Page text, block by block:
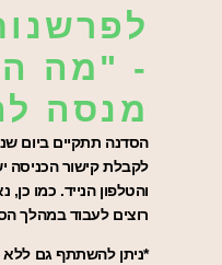
- "מה
מנסה
לקבלת קישור הכניסה
והטלפון הנייד. כמו
רוצים לעבוד במהלך
*ניתן להשתתף גם